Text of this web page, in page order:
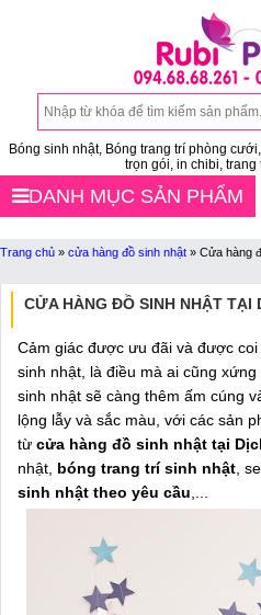
Bóng sinh nhật, Bóng trang trí phòng
trọn gói, in chibi, trang
DANH MỤC SẢN PHẨM
Trang chủ » cửa hàng đồ sinh nhật » Cửa hàng
CỬA HÀNG ĐỒ SINH NHẬT TẠI
Cảm giác được ưu đãi và được
sinh nhật, là điều mà ai cũng
sinh nhật sẽ càng thêm ấm cúng
lộng lẫy và sắc màu, với các sản
từ cửa hàng đồ sinh nhật tại
nhật, bóng trang trí sinh nhật ,
sinh nhật theo yêu cầu